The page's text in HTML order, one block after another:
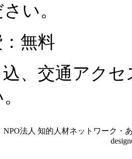
い。
無料
、交通アク
NPO法人 知的人材ネットワーク・